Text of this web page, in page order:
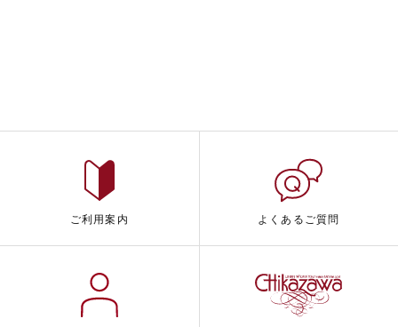
ご利用案内 よくあるご質問